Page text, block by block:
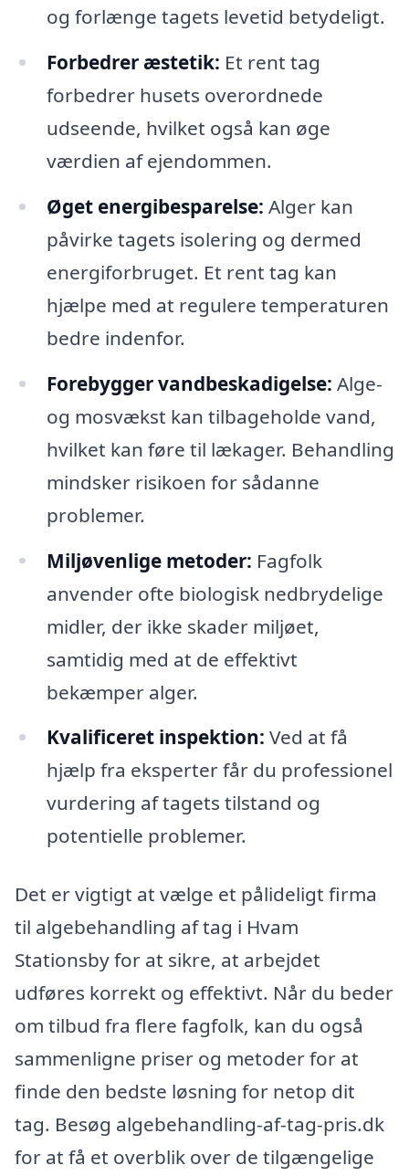
og forlænge tagets levetid betydeligt.
Forbedrer æstetik: Et rent tag
forbedrer husets overordnede
udseende, hvilket også kan øge
værdien af ejendommen.
Øget energibesparelse: Alger kan
påvirke tagets isolering og dermed
energiforbruget. Et rent tag kan
hjælpe med at regulere temperaturen
bedre indenfor.
Forebygger vandbeskadigelse: Alge-
og mosvækst kan tilbageholde vand,
hvilket kan føre til lækager. Behandling
mindsker risikoen for sådanne
problemer.
Miljøvenlige metoder: Fagfolk
anvender ofte biologisk nedbrydelige
midler, der ikke skader miljøet,
samtidig med at de effektivt
bekæmper alger.
Kvalificeret inspektion: Ved at få
hjælp fra eksperter får du professionel
vurdering af tagets tilstand og
potentielle problemer.
Det er vigtigt at vælge et pålideligt firma
til algebehandling af tag i Hvam
Stationsby for at sikre, at arbejdet
udføres korrekt og effektivt. Når du beder
om tilbud fra flere fagfolk, kan du også
sammenligne priser og metoder for at
finde den bedste løsning for netop dit
tag. Besøg algebehandling-af-tag-pris.dk
for at få et overblik over de tilgængelige